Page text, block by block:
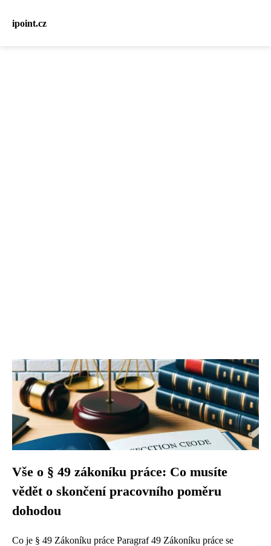
ipoint.cz
Vše o § 49 zákoníku práce: Co musíte
vědět o skončení pracovního poměru
dohodou
Co je § 49 Zákoníku práce Paragraf 49 Zákoníku práce se